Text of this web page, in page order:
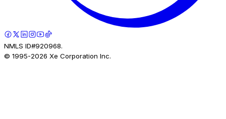
NMLS ID#920968.
© 1995-2026 Xe Corporation Inc.